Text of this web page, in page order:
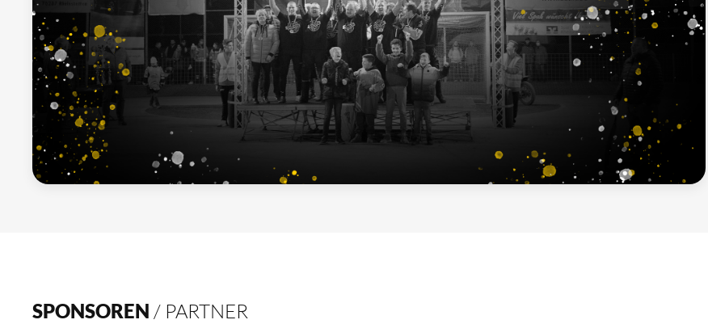
SPONSOREN / PARTNER